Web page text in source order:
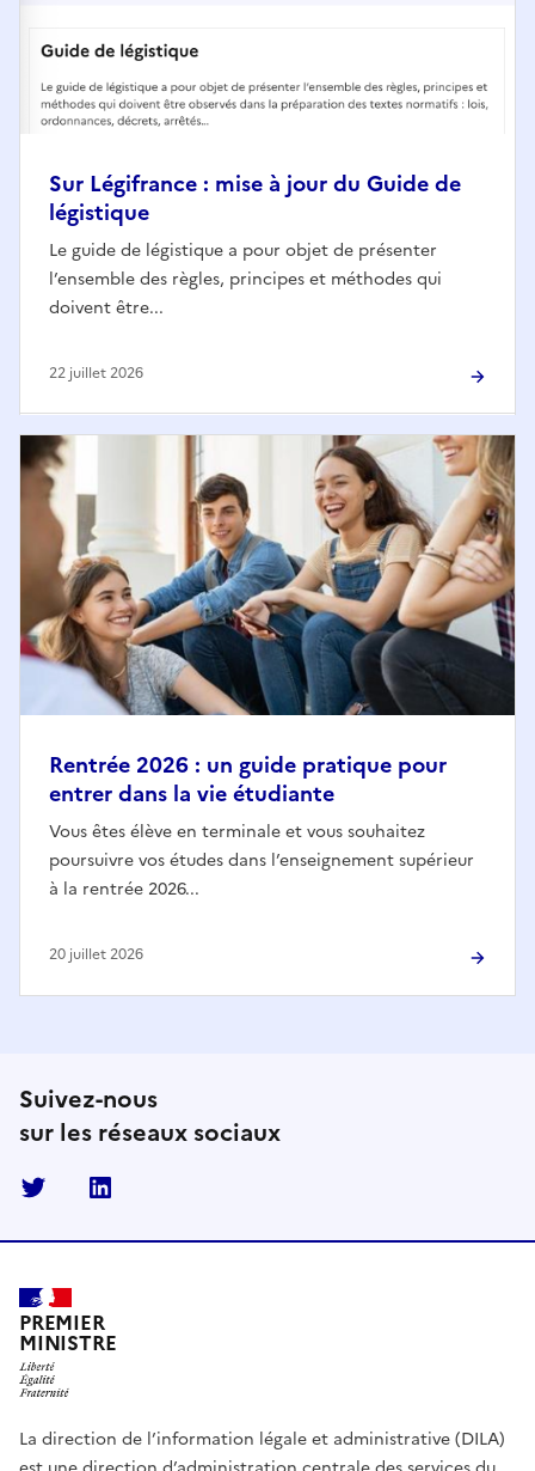
Sur Légifrance : mise à jour du Guide de
légistique
Le guide de légistique a pour objet de présenter
l’ensemble des règles, principes et méthodes qui
doivent être...
22 juillet 2026
Rentrée 2026 : un guide pratique pour
entrer dans la vie étudiante
Vous êtes élève en terminale et vous souhaitez
poursuivre vos études dans l’enseignement supérieur
à la rentrée 2026...
20 juillet 2026
Suivez-nous
sur les réseaux sociaux
Twitter
PREMIER
MINISTRE
La direction de l’information légale et administrative (DILA)